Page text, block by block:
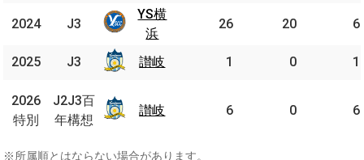
2024
YS
横浜
26 20 6
2025 讃岐 1 0 1
2026
特別
百年
構想
讃岐 6 0 6
2024 J3
YS横
浜
2025
J3 讃岐
2026
特別
J2J3百
年構想
讃岐
※所属順とはならない場合があります。